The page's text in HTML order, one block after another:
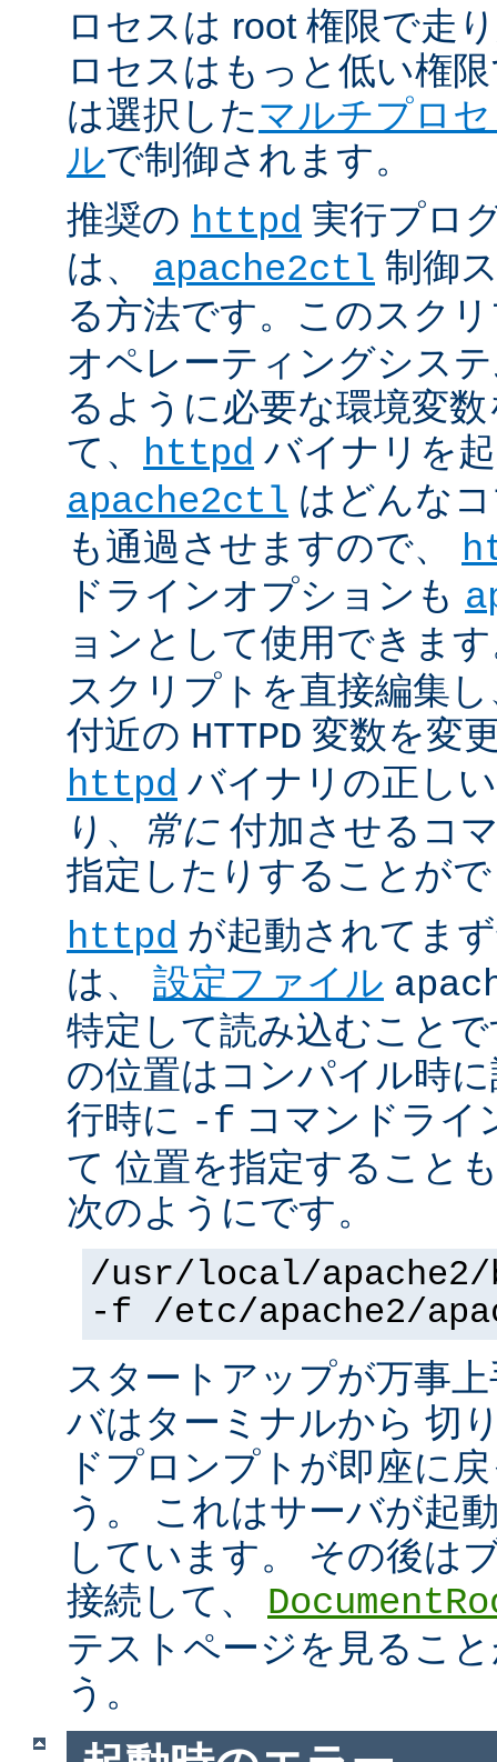
ロセスは root 権限で走
ロセスはもっと低い権
は選択したマルチプロ
ルで制御されます。
推奨の httpd 実行プロ
は、 apache2ctl 制御
る方法です。このスク
オペレーティングシス
るように必要な環境変
て、 httpd バイナリを
apache2ctl はどんな
も通過させますので、
ドラインオプションも
ョンとして使用できま
スクリプトを直接編集
付近の HTTPD 変数を変
httpd バイナリの正し
り、
常に 付加させるコ
指定したりすることが
httpd が起動されてま
は、 設定ファイル
特定して読み込むこと
の位置はコンパイル時
行時に -f コマンドライ
て 位置を指定すること
次のようにです。
/usr/local/
-f /etc/apache2/
スタートアップが万事
バはターミナルから 切
ドプロンプトが即座に
う。 これはサーバが起
しています。 その後は
接続して、
テストページを見るこ
う。